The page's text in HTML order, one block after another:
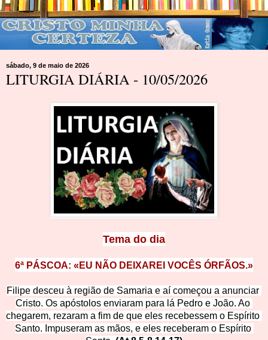
sábado, 9 de maio de 2026
LITURGIA DIÁRIA - 10/05/2026
Tema do dia
6ª PÁSCOA: «EU NÃO DEIXAREI VOCÊS ÓRFÃOS.»
Filipe desceu à região de Samaria e aí começou a anunciar
Cristo. Os apóstolos enviaram para lá Pedro e João. Ao
chegarem, rezaram a fim de que eles recebessem o Espírito
Santo. Impuseram as mãos, e eles receberam o Espírito